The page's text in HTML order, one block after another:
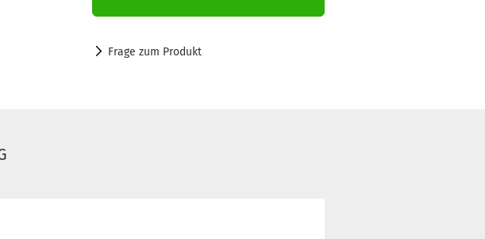
Frage zum Produkt